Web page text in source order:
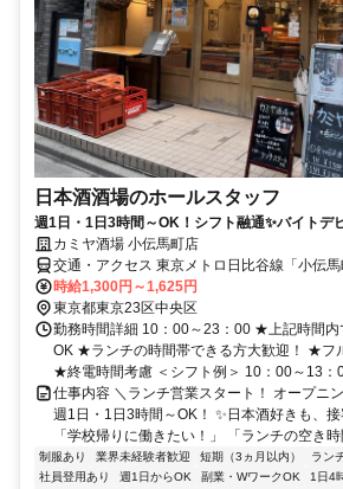
日本酒酒場のホールスタッフ
週1日・1日3時間～OK！シフト融通✨バイトデ
カミヤ酒場 小伝馬町店
交通・アクセス 東京メトロ日比谷線「小伝
時給1,300円～1,625円
東京都東京23区中央区
勤務時間詳細 10：00～23：00 ★上記時間内
OK ★ランチの時間帯できる方大歓迎！ ★フ
★終電時間考慮 ＜シフト例＞ 10：00～13：
仕事内容 ＼ランチ営業スタート！ オープニ
週1日・1日3時間～OK！ ✨日本酒好きも、
「学校帰りに働きたい！」 「ランチの空き
制服あり 業界未経験者歓迎 短期（3ヵ月以内） ラン
社員登用あり
週1日からOK 副業・WワークOK
1日4